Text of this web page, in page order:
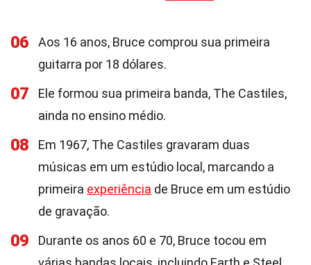
06
Aos 16 anos, Bruce comprou sua primeira
guitarra por 18 dólares.
07
Ele formou sua primeira banda, The Castiles,
ainda no ensino médio.
08
Em 1967, The Castiles gravaram duas
músicas em um estúdio local, marcando a
primeira experiência de Bruce em um estúdio
de gravação.
09
Durante os anos 60 e 70, Bruce tocou em